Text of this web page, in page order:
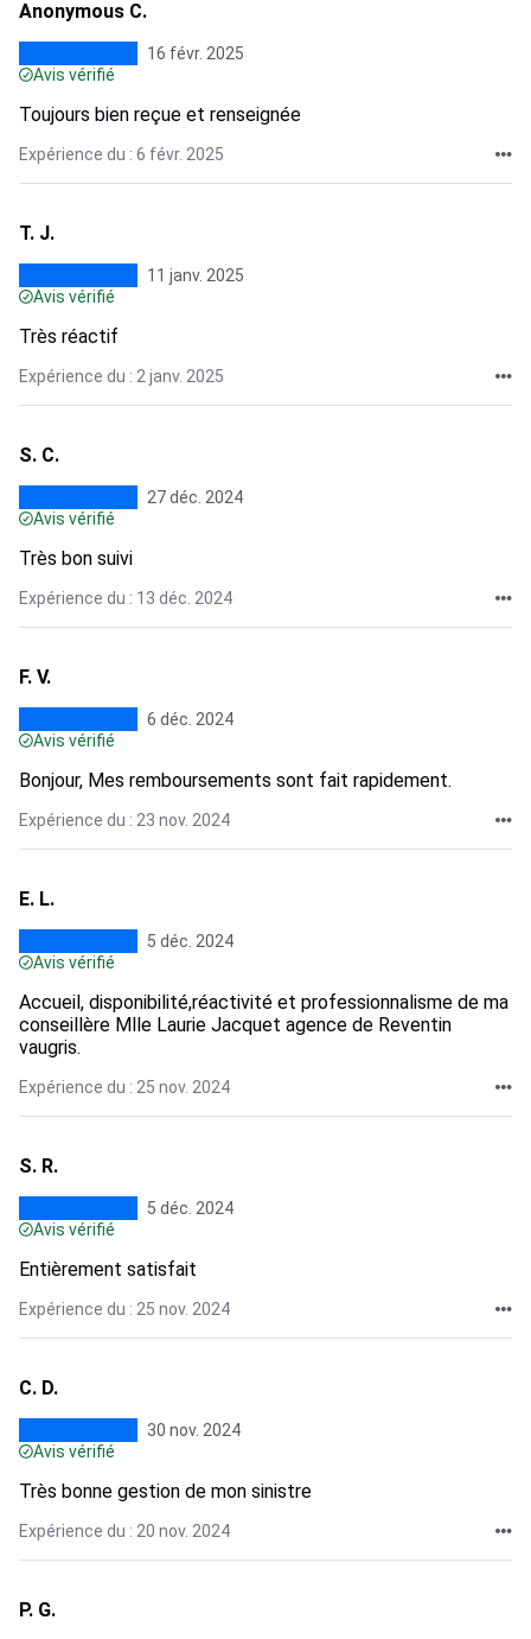
Anonymous C.
16 févr. 2025
Avis vérifié
Toujours bien reçue et renseignée
Expérience du : 6 févr. 2025
T. J.
11 janv. 2025
Avis vérifié
Très réactif
Expérience du : 2 janv. 2025
S. C.
27 déc. 2024
Avis vérifié
Très bon suivi
Expérience du : 13 déc. 2024
F. V.
6 déc. 2024
Avis vérifié
Bonjour, Mes remboursements sont fait rapidement.
Expérience du : 23 nov. 2024
E. L.
5 déc. 2024
Avis vérifié
Accueil, disponibilité,réactivité et professionnalisme de ma
conseillère Mlle Laurie Jacquet agence de Reventin
vaugris.
Expérience du : 25 nov. 2024
S. R.
5 déc. 2024
Avis vérifié
Entièrement satisfait
Expérience du : 25 nov. 2024
C. D.
30 nov. 2024
Avis vérifié
Très bonne gestion de mon sinistre
Expérience du : 20 nov. 2024
P. G.